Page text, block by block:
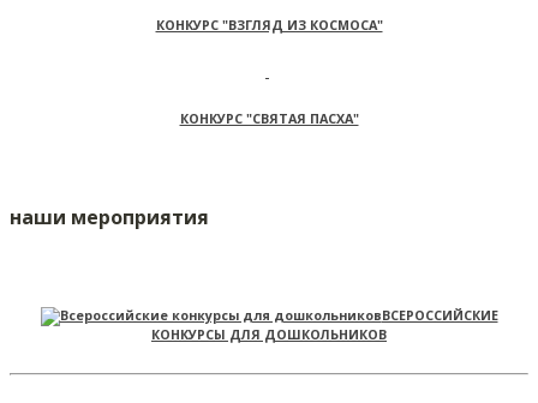
КОНКУРС "ВЗГЛЯД ИЗ КОСМОСА"
КОНКУРС "СВЯТАЯ ПАСХА"
наши мероприятия
ВСЕРОССИЙСКИЕ
КОНКУРСЫ ДЛЯ ДОШКОЛЬНИКОВ